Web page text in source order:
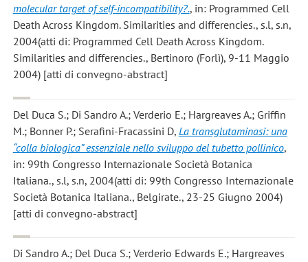
molecular target of self-incompatibility?., in: Programmed Cell
Death Across Kingdom. Similarities and differencies., s.l, s.n,
2004(atti di: Programmed Cell Death Across Kingdom.
Similarities and differencies., Bertinoro (Forlì), 9-11 Maggio
2004) [atti di convegno-abstract]
Del Duca S.; Di Sandro A.; Verderio E.; Hargreaves A.; Griffin
M.; Bonner P.; Serafini-Fracassini D, La transglutaminasi: una
“colla biologica” essenziale nello sviluppo del tubetto pollinico,
in: 99th Congresso Internazionale Società Botanica
Italiana., s.l, s.n, 2004(atti di: 99th Congresso Internazionale
Società Botanica Italiana., Belgirate., 23-25 Giugno 2004)
[atti di convegno-abstract]
Di Sandro A.; Del Duca S.; Verderio Edwards E.; Hargreaves